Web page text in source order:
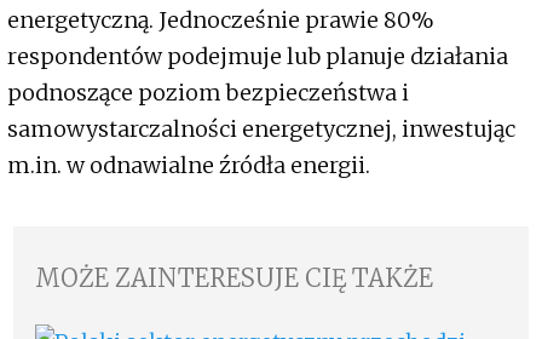
energetyczną. Jednocześnie prawie 80%
respondentów podejmuje lub planuje działania
podnoszące poziom bezpieczeństwa i
samowystarczalności energetycznej, inwestując
m.in. w odnawialne źródła energii.
MOŻE ZAINTERESUJE CIĘ TAKŻE